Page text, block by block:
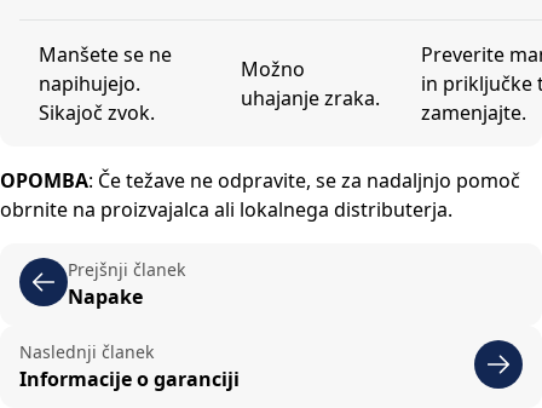
Manšete se ne
napihujejo.
Sikajoč zvok.
Možno
uhajanje zraka.
Preverite
in priključke
zamenjajte.
OPOMBA: Če težave ne odpravite, se za nadaljnjo pomoč
obrnite na proizvajalca ali lokalnega distributerja.
Prejšnji članek
Napake
Naslednji članek
Informacije o garanciji